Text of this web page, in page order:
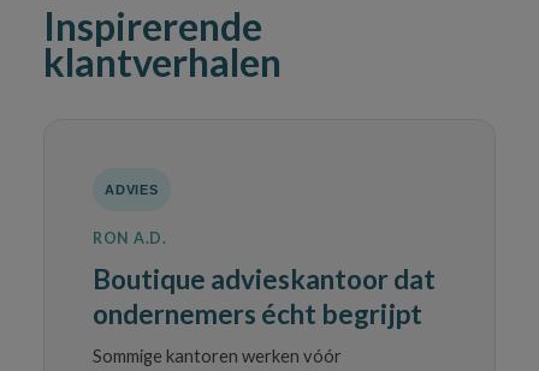
Inspirerende
klantverhalen
ADVIES
RON A.D.
Boutique advieskantoor dat
ondernemers écht begrijpt
Sommige kantoren werken vóór